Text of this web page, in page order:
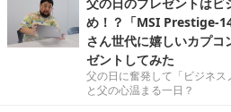
め！？「MSI Prestige-
さん世代に嬉しいカプコ
ゼントしてみた
父の日に奮発して「ビジネ
と父の心温まる一日？